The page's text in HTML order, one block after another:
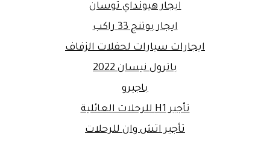
ايجار هيونداي توسان
ايجار يوتنج 33 راكب
ايجارات سيارات لحفلات الزفاف
باترول نيسان 2022
باجيرو
تأجير H1 للرحلات العائلية
تأجير اتش وان للرحلات